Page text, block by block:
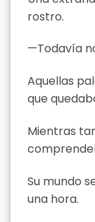
rostro.
—Todavía
Aquellas
que
Mientras
Su mundo
una hora.